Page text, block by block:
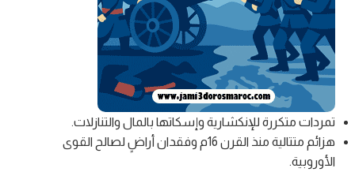
تمردات متكررة للإنكشارية وإسكاتها بالمال والتنازلات.
هزائم متتالية منذ القرن 16م وفقدان أراضٍ لصالح القوى
الأوروبية.